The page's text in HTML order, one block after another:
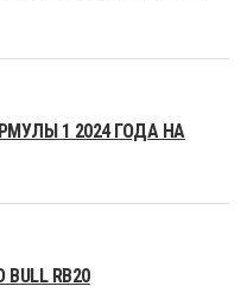
1 2024 ГОДА НА
RB20